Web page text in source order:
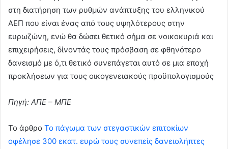
στη διατήρηση των ρυθμών ανάπτυξης του ελληνικού
ΑΕΠ που είναι ένας από τους υψηλότερους στην
ευρωζώνη, ενώ θα δώσει θετικό σήμα σε νοικοκυριά και
επιχειρήσεις, δίνοντάς τους πρόσβαση σε φθηνότερο
δανεισμό με ό,τι θετικό συνεπάγεται αυτό σε μια εποχή
προκλήσεων για τους οικογενειακούς προϋπολογισμούς
Πηγή: AΠΕ – ΜΠΕ
To άρθρο Το πάγωμα των στεγαστικών επιτοκίων
οφέλησε 300 εκατ. ευρώ τους συνεπείς δανειολήπτες